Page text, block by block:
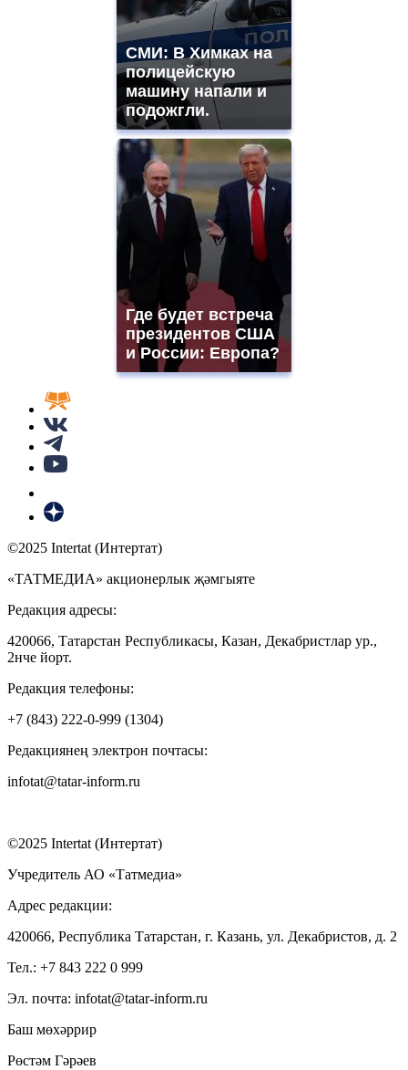
СМИ: В Химках на
полицейскую
машину напали и
подожгли.
Где будет встреча
президентов США
и России: Европа?
©2025 Intertat (Интертат)
«ТАТМЕДИА» акционерлык җәмгыяте
Редакция адресы:
420066, Татарстан Республикасы, Казан, Декабристлар ур.,
2нче йорт.
Редакция телефоны:
+7 (843) 222-0-999 (1304)
Редакциянең электрон почтасы:
infotat@tatar-inform.ru
©2025 Intertat (Интертат)
Учредитель АО «Татмедиа»
Адрес редакции:
420066, Республика Татарстан, г. Казань, ул. Декабристов, д. 2
Тел.: +7 843 222 0 999
Эл. почта: infotat@tatar-inform.ru
Баш мөхәррир
Рөстәм Гәрәев